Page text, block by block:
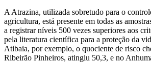
A Atrazina, utilizada sobretudo para o
agricultura, está presente em todas as
a registrar níveis 500 vezes superiores aos
pela literatura científica para a proteção da
Atibaia, por exemplo, o quociente de risco
Ribeirão Pinheiros, atingiu 50,3, e no